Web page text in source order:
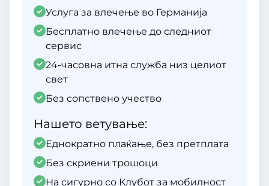
Услуга за влечење во Германија
Бесплатно влечење до следниот
сервис
24-часовна итна служба низ целиот
свет
Без сопствено учество
Нашето ветување:
Еднократно плаќање, без претплата
Без скриени трошоци
На сигурно со Клубот за мобилност